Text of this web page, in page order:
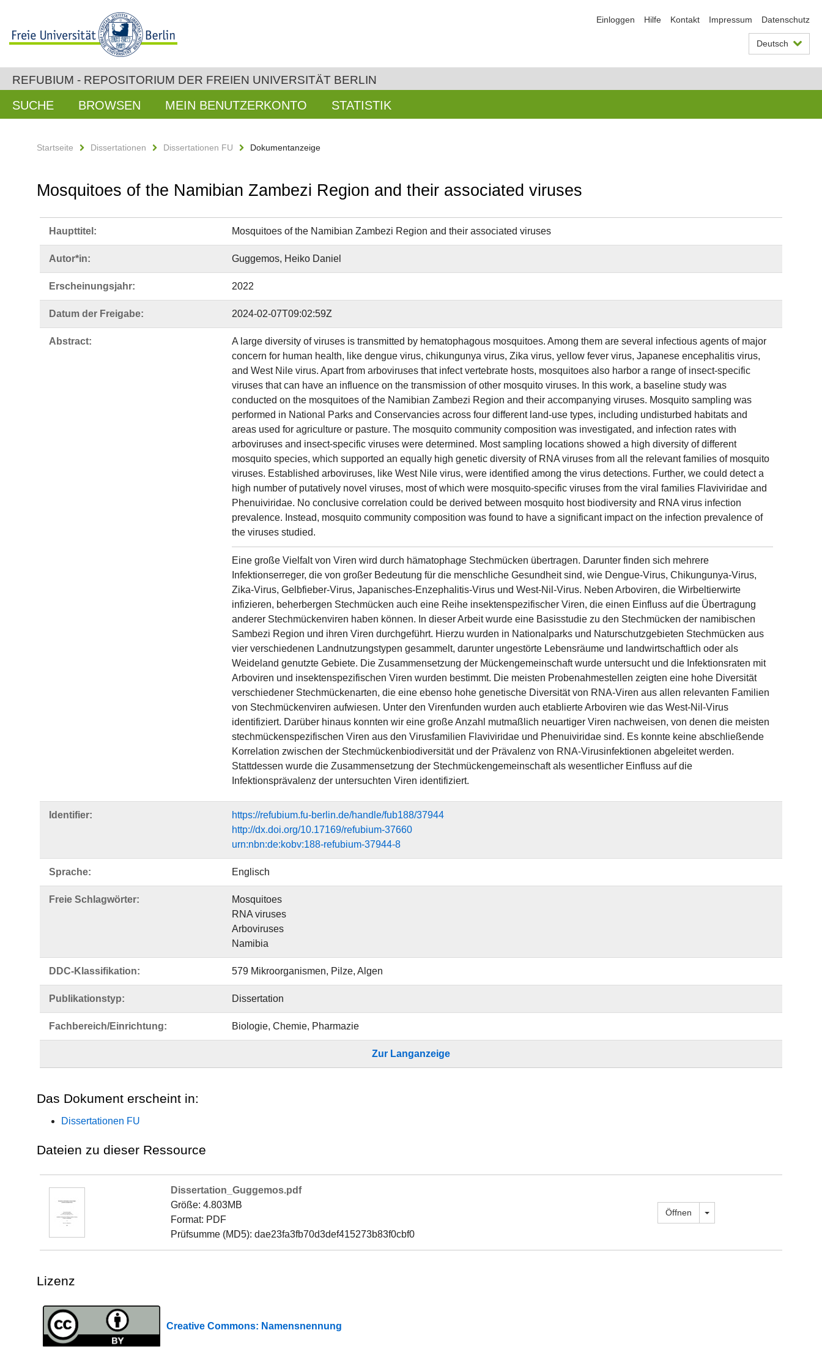
Einloggen Hilfe Kontakt Impressum Datenschutz
Deutsch
REFUBIUM - REPOSITORIUM DER FREIEN UNIVERSITÄT BERLIN
SUCHE BROWSEN MEIN BENUTZERKONTO STATISTIK
Startseite Dissertationen Dissertationen FU Dokumentanzeige
Mosquitoes of the Namibian Zambezi Region and their associated viruses
Haupttitel: Mosquitoes of the Namibian Zambezi Region and their associated viruses
Autor*in: Guggemos, Heiko Daniel
Erscheinungsjahr: 2022
Datum der Freigabe: 2024-02-07T09:02:59Z
Abstract:
A large diversity of viruses is transmitted by hematophagous mosquitoes. Among them are several infectious agents of major
concern for human health, like dengue virus, chikungunya virus, Zika virus, yellow fever virus, Japanese encephalitis virus,
and West Nile virus. Apart from arboviruses that infect vertebrate hosts, mosquitoes also harbor a range of insect-specific
viruses that can have an influence on the transmission of other mosquito viruses. In this work, a baseline study was
conducted on the mosquitoes of the Namibian Zambezi Region and their accompanying viruses. Mosquito sampling was
performed in National Parks and Conservancies across four different land-use types, including undisturbed habitats and
areas used for agriculture or pasture. The mosquito community composition was investigated, and infection rates with
arboviruses and insect-specific viruses were determined. Most sampling locations showed a high diversity of different
mosquito species, which supported an equally high genetic diversity of RNA viruses from all the relevant families of mosquito
viruses. Established arboviruses, like West Nile virus, were identified among the virus detections. Further, we could detect a
high number of putatively novel viruses, most of which were mosquito-specific viruses from the viral families Flaviviridae and
Phenuiviridae. No conclusive correlation could be derived between mosquito host biodiversity and RNA virus infection
prevalence. Instead, mosquito community composition was found to have a significant impact on the infection prevalence of
the viruses studied.
Eine große Vielfalt von Viren wird durch hämatophage Stechmücken übertragen. Darunter finden sich mehrere
Infektionserreger, die von großer Bedeutung für die menschliche Gesundheit sind, wie Dengue-Virus, Chikungunya-Virus,
Zika-Virus, Gelbfieber-Virus, Japanisches-Enzephalitis-Virus und West-Nil-Virus. Neben Arboviren, die Wirbeltierwirte
infizieren, beherbergen Stechmücken auch eine Reihe insektenspezifischer Viren, die einen Einfluss auf die Übertragung
anderer Stechmückenviren haben können. In dieser Arbeit wurde eine Basisstudie zu den Stechmücken der namibischen
Sambezi Region und ihren Viren durchgeführt. Hierzu wurden in Nationalparks und Naturschutzgebieten Stechmücken aus
vier verschiedenen Landnutzungstypen gesammelt, darunter ungestörte Lebensräume und landwirtschaftlich oder als
Weideland genutzte Gebiete. Die Zusammensetzung der Mückengemeinschaft wurde untersucht und die Infektionsraten mit
Arboviren und insektenspezifischen Viren wurden bestimmt. Die meisten Probenahmestellen zeigten eine hohe Diversität
verschiedener Stechmückenarten, die eine ebenso hohe genetische Diversität von RNA-Viren aus allen relevanten Familien
von Stechmückenviren aufwiesen. Unter den Virenfunden wurden auch etablierte Arboviren wie das West-Nil-Virus
identifiziert. Darüber hinaus konnten wir eine große Anzahl mutmaßlich neuartiger Viren nachweisen, von denen die meisten
stechmückenspezifischen Viren aus den Virusfamilien Flaviviridae und Phenuiviridae sind. Es konnte keine abschließende
Korrelation zwischen der Stechmückenbiodiversität und der Prävalenz von RNA-Virusinfektionen abgeleitet werden.
Stattdessen wurde die Zusammensetzung der Stechmückengemeinschaft als wesentlicher Einfluss auf die
Infektionsprävalenz der untersuchten Viren identifiziert.
Identifier:
https://refubium.fu-berlin.de/handle/fub188/37944
http://dx.doi.org/10.17169/refubium-37660
urn:nbn:de:kobv:188-refubium-37944-8
Sprache: Englisch
Freie Schlagwörter:
Mosquitoes
RNA viruses
Arboviruses
Namibia
DDC-Klassifikation: 579 Mikroorganismen, Pilze, Algen
Publikationstyp: Dissertation
Fachbereich/Einrichtung: Biologie, Chemie, Pharmazie
Zur Langanzeige
Das Dokument erscheint in:
Dissertationen FU
Dateien zu dieser Ressource
Dissertation_Guggemos.pdf
Größe: 4.803MB
Format: PDF
Prüfsumme (MD5): dae23fa3fb70d3def415273b83f0cbf0
Öffnen Dropdown öffnen
Lizenz
Creative Commons: Namensnennung